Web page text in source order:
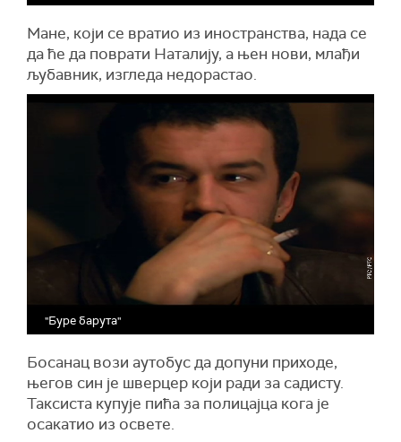
Мане, који се вратио из иностранства, нада се
да ће да поврати Наталију, а њен нови, млађи
љубавник, изгледа недорастао.
"Буре барута"
Босанац вози аутобус да допуни приходе,
његов син је шверцер који ради за садисту.
Таксиста купује пића за полицајца кога је
осакатио из освете.